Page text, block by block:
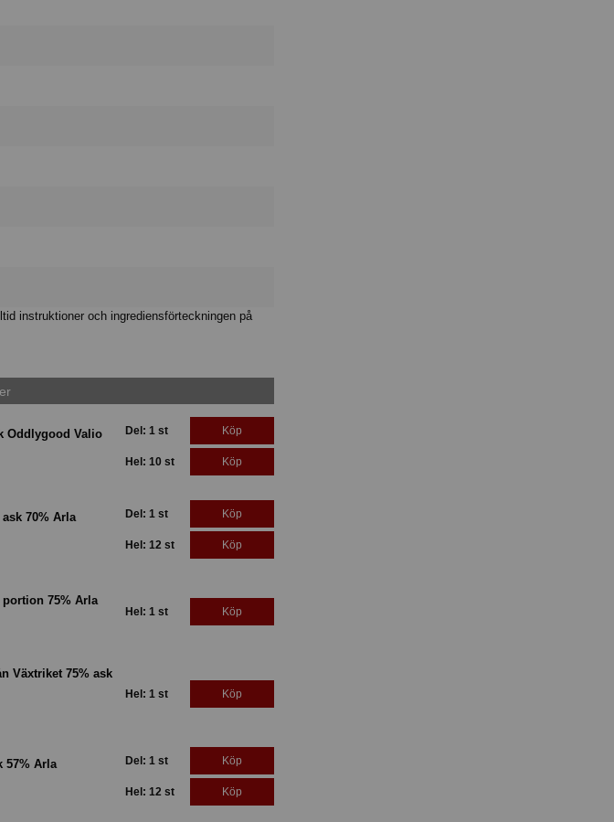
instruktioner och ingrediensförteckningen på
Oddlygood Valio Del: 1 st Köp
Hel: 10 st Köp
70% Arla Del: 1 st Köp
Hel: 12 st Köp
75% Arla
Hel: 1 st Köp
Växtriket 75% ask
Hel: 1 st Köp
57% Arla Del: 1 st Köp
Hel: 12 st Köp